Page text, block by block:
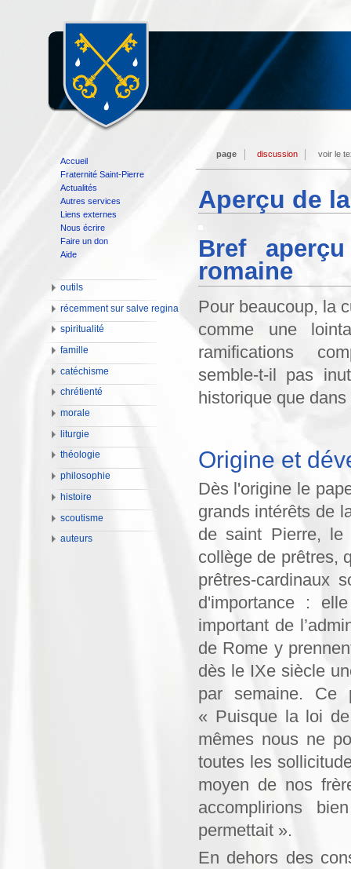
Aperçu de
Bref
romaine
Pour beaucoup, la
comme une
ramifications
semble-t-il pas
historique que
Origine et
Dès l'origine le
grands intérêts de
de saint Pierre,
collège de prêtres,
prêtres­-cardinaux
d'importance :
important de
de Rome y
dès le IXe siècle
par semaine. Ce
« Puisque la loi
mêmes nous ne
toutes les
moyen de nos
accomplirions
permettait ».
En dehors des
page discussion voir le
Accueil
Fraternité Saint-Pierre
Actualités
Autres services
Liens externes
Nous écrire
Faire un don
Aide
outils
récemment sur salve regina
spiritualité
famille
catéchisme
chrétienté
morale
liturgie
théologie
philosophie
histoire
scoutisme
auteurs